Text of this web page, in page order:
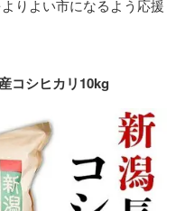
りよい市になるよう応援
コシヒカリ10kg